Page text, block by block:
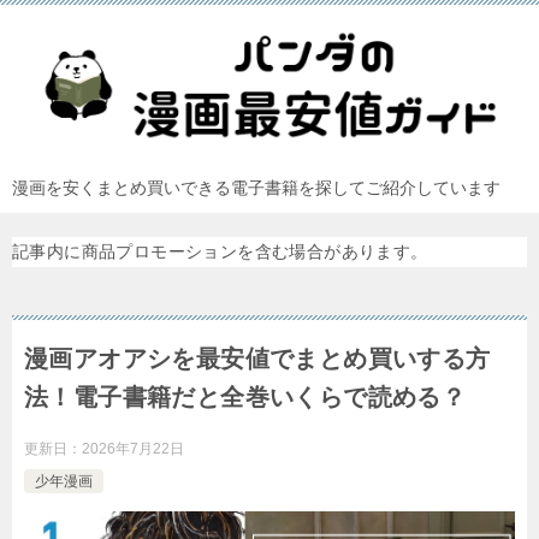
漫画を安くまとめ買いできる電子書籍を探してご紹介しています
記事内に商品プロモーションを含む場合があります。
漫画アオアシを最安値でまとめ買いする方
法！電子書籍だと全巻いくらで読める？
更新日： 2026年7月22日
少年漫画